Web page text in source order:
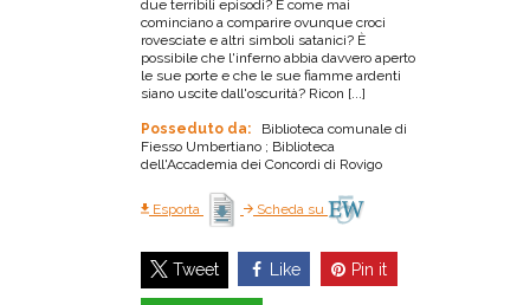
due terribili episodi? E come mai
cominciano a comparire ovunque croci
rovesciate e altri simboli satanici? È
possibile che l'inferno abbia davvero aperto
le sue porte e che le sue fiamme ardenti
siano uscite dall'oscurità? Ricon [...]
Posseduto da:
Biblioteca comunale di
Fiesso Umbertiano ; Biblioteca
dell'Accademia dei Concordi di Rovigo
Esporta Scheda su
Tweet Like Pin it